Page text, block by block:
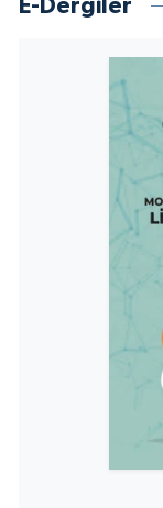
E-Dergiler
Uşak
Yalova
Yozgat
Zonguldak